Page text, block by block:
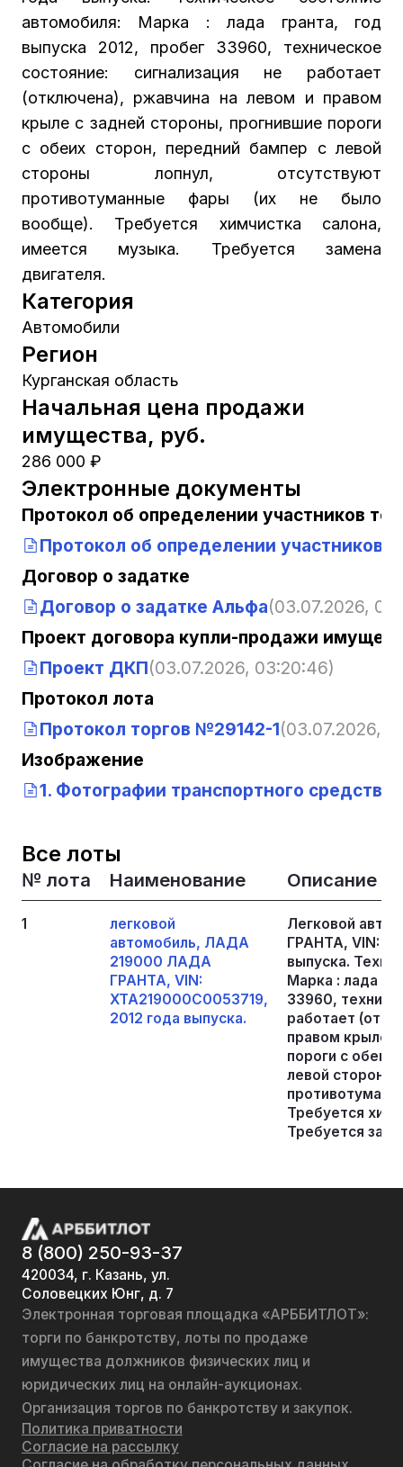
автомобиля: Марка : лада гранта, год
выпуска 2012, пробег 33960, техническое
состояние: сигнализация не работает
(отключена), ржавчина на левом и правом
крыле с задней стороны, прогнившие пороги
с обеих сторон, передний бампер с левой
стороны лопнул, отсутствуют
противотуманные фары (их не было
вообще). Требуется химчистка салона,
имеется музыка. Требуется замена
двигателя.
Категория
Автомобили
Регион
Курганская область
Начальная цена продажи
имущества, руб.
286 000 ₽
Электронные документы
Протокол об определении участников
Протокол об определении участников
Договор о задатке
Договор о задатке Альфа(03.07.2026,
Проект договора купли-продажи
Проект ДКП(03.07.2026, 03:20:46)
Протокол лота
Протокол торгов №29142-1(03.07.2026,
Изображение
1. Фотографии транспортного средства
Все лоты
№ лота Наименование Описание
1
легковой
автомобиль, ЛАДА
219000 ЛАДА
ГРАНТА, VIN:
XTA219000C0053719,
2012 года выпуска.
Легковой
ГРАНТА, VIN:
выпуска.
Марка : лада
33960,
работает
правом крыле
пороги с
левой стороны
Требуется
Требуется
8 (800) 250-93-37
420034, г. Казань, ул.
Соловецких Юнг, д. 7
Электронная торговая площадка «АРББИТЛОТ»:
торги по банкротству, лоты по продаже
имущества должников физических лиц и
юридических лиц на онлайн-аукционах.
Организация торгов по банкротству и закупок.
Политика приватности
Согласие на рассылку